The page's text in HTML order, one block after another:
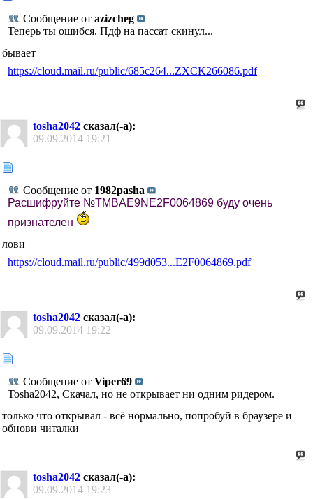
Сообщение от azizcheg
Теперь ты ошибся. Пдф на пассат скинул...
бывает
https://cloud.mail.ru/public/685c264...ZXCK266086.pdf
tosha2042 сказал(-а):
09.09.2014 19:21
Сообщение от 1982pasha
Расшифруйте №TMBAE9NE2F0064869 буду очень
признателен
лови
https://cloud.mail.ru/public/499d053...E2F0064869.pdf
tosha2042 сказал(-а):
09.09.2014 19:22
Сообщение от Viper69
Tosha2042, Скачал, но не открывает ни одним ридером.
только что открывал - всё нормально, попробуй в браузере и
обнови читалки
tosha2042 сказал(-а):
09.09.2014 19:23